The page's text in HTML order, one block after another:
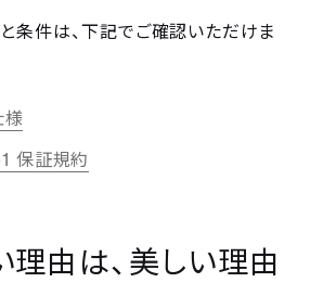
条件は、下記でご確認いただけま
様
保証規約
由は、美しい理由